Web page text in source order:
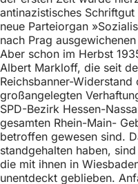
antinazistisches
neue Parteiorgan
nach Prag
Aber schon im Herbst
Albert Markloff, die seit
Reichsbanner-
großangelegten
SPD-Bezirk Hessen-
gesamten Rhein-Main-
betroffen gewesen sind.
standgehalten haben,
die mit ihnen in
unentdeckt geblieben.